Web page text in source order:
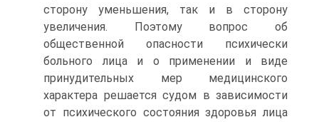
сторону уменьшения, так и в сторону
увеличения. Поэтому вопрос об
общественной опасности психически
больного лица и о применении и виде
принудительных мер медицинского
характера решается судом в зависимости
от психического состояния здоровья лица